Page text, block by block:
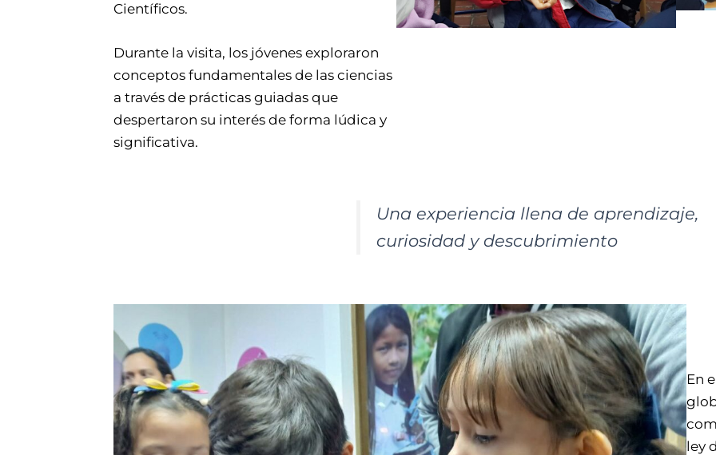
Científicos.
Durante la visita, los jóvenes exploraron
conceptos fundamentales de las ciencias
a través de prácticas guiadas que
despertaron su interés de forma lúdica y
significativa.
Una experiencia llena de aprendizaje,
curiosidad y descubrimiento
En
ley